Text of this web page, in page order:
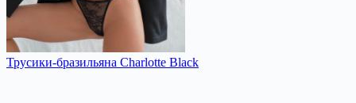
Трусики-бразильяна Charlotte Black